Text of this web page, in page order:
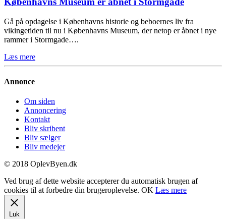
Gå på opdagelse i Københavns historie og beboernes liv fra
vikingetiden til nu i Københavns Museum, der netop er åbnet i nye
rammer i Stormgade….
Læs mere
Annonce
Om siden
Annoncering
Kontakt
Bliv skribent
Bliv sælger
Bliv medejer
© 2018 OplevByen.dk
Ved brug af dette website accepterer du automatisk brugen af
cookies til at forbedre din brugeroplevelse. OK Læs mere
Luk